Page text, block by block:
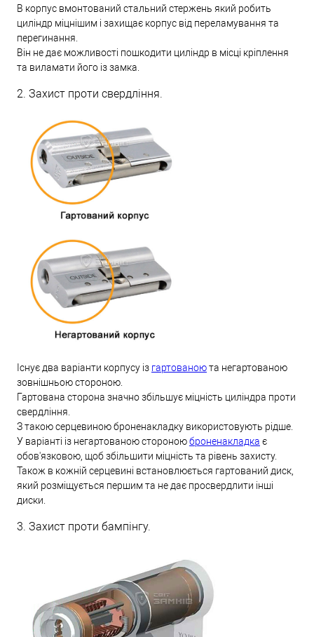
В корпус вмонтований стальний стержень який робить
циліндр міцнішим і захищає корпус від переламування та
перегинання.
Він не дає можливості пошкодити циліндр в місці кріплення
та виламати його із замка.
2. Захист проти свердління.
Існує два варіанти корпусу із гартованоюта негартованою
зовнішньою стороною.
Гартована сторона значно збільшує міцність циліндра проти
свердління.
З такою серцевиною броненакладку використовують рідше.
У варіанті із негартованою стороноюброненакладка є
обов'язковою, щоб збільшити міцність та рівень захисту.
Також в кожній серцевині встановлюється гартований диск,
який розміщується першим та не дає просвердлити інші
диски.
3. Захист проти бампінгу.